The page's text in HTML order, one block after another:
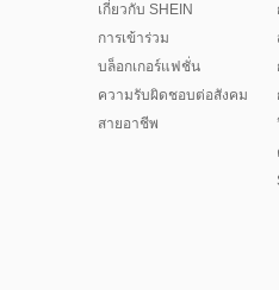
เกี่ยวกับ SHEIN
การเข้าร่วม
บล็อกเกอร์แฟชั่น
ความรับผิดชอบต่อสังคม
สายอาชีพ